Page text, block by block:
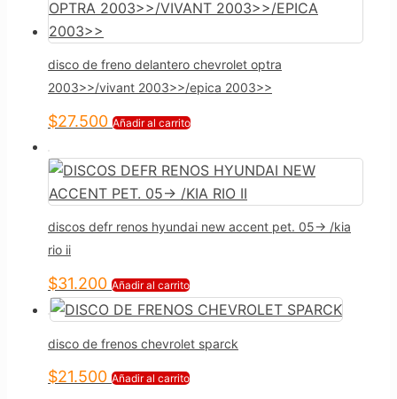
disco de freno delantero chevrolet optra
2003>>/vivant 2003>>/epica 2003>>
$27.500 Añadir al carrito
discos defr renos hyundai new accent pet. 05-> /kia
rio ii
$31.200 Añadir al carrito
disco de frenos chevrolet sparck
$21.500 Añadir al carrito